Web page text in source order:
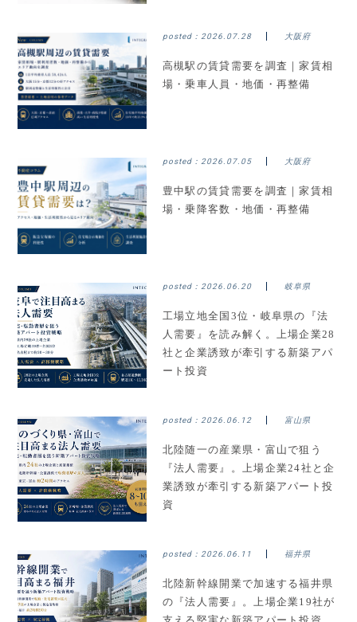
posted： 2026.07.28 大阪府
高槻駅の賃貸需要を調査｜家賃相
場・乗車人員・地価・再整備
posted： 2026.07.05 大阪府
豊中駅の賃貸需要を調査｜家賃相
場・乗降客数・地価・再整備
posted： 2026.06.20 岐阜県
工場立地全国3位・岐阜県の『法
人需要』を読み解く。上場企業28
社と企業誘致が牽引する新築アパ
ート投資
posted： 2026.06.12 富山県
北陸随一の産業県・富山で狙う
『法人需要』。上場企業24社と企
業誘致が牽引する新築アパート投
資
posted： 2026.06.11 福井県
北陸新幹線開業で加速する福井県
の『法人需要』。上場企業19社が